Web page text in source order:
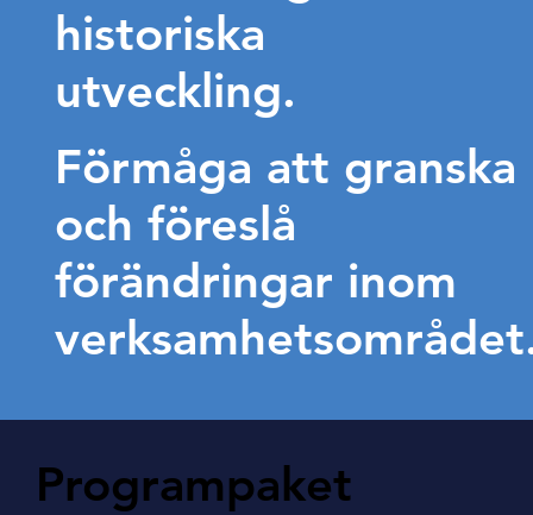
historiska
utveckling.
Förmåga att granska
och föreslå
förändringar inom
Programpaket